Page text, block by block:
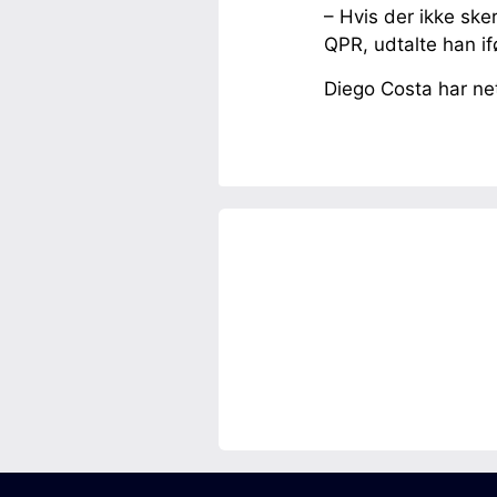
– Hvis der ikke
QPR, udtalte han
Diego Costa har